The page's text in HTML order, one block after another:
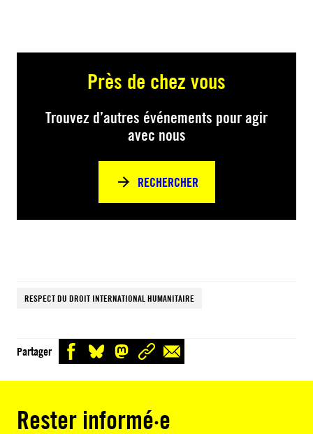
Près de chez vous
Trouvez d’autres événements pour agir
avec nous
RECHERCHER
RESPECT DU DROIT INTERNATIONAL HUMANITAIRE
Partager
Rester informé·e